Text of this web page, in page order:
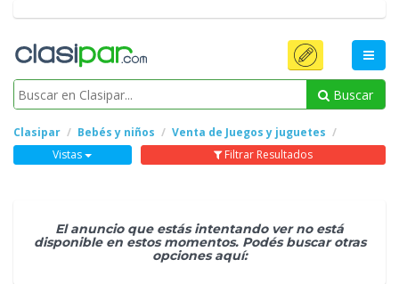
Buscar
Clasipar Bebés y niños
Venta de Juegos y juguetes
Vistas
Filtrar Resultados
El anuncio que estás intentando ver no está
disponible en estos momentos. Podés buscar otras
opciones aquí: